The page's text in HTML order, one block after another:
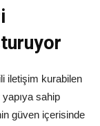
iletişim kurabilen
sahip
güven içerisinde